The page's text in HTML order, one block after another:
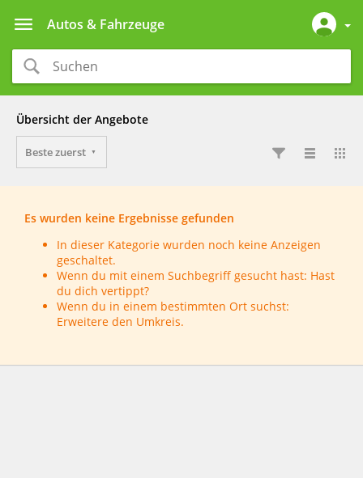
Autos & Fahrzeuge
Übersicht der Angebote
Beste zuerst
Es wurden keine Ergebnisse gefunden
In dieser Kategorie wurden noch keine Anzeigen
geschaltet.
Wenn du mit einem Suchbegriff gesucht hast: Hast
du dich vertippt?
Wenn du in einem bestimmten Ort suchst:
Erweitere den Umkreis.